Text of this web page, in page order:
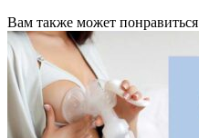
Вам также может понравиться